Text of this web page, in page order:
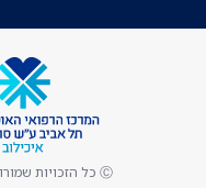
Ⓒ כל הזכויות שמורות לאיכילוב